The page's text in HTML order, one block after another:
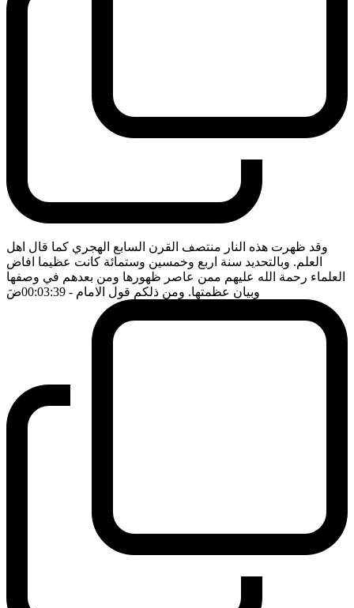
وقد ظهرت هذه النار منتصف القرن السابع الهجري كما قال اهل
العلم. وبالتحديد سنة اربع وخمسين وستمائة كانت عظيما افاض
العلماء رحمة الله عليهم ممن عاصر ظهورها ومن بعدهم في وصفها
وبيان عظمتها. ومن ذلكم قول الامام - 00:03:39 ضَ